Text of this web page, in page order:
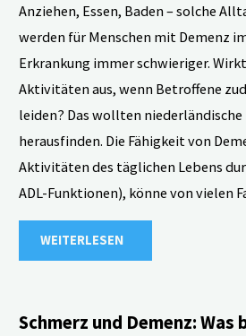
Anziehen, Essen, Baden – solche
werden für Menschen mit Demenz
Erkrankung immer schwieriger.
Aktivitäten aus, wenn Betroffene
leiden? Das wollten
herausfinden. Die Fähigkeit von
Aktivitäten des täglichen Lebens
ADL-Funktionen), könne von vielen
WEITERLESEN
Alltags-
Schmerz und Demenz: Was